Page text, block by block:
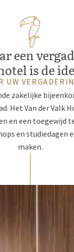
een
is de
UW
zakelijke
Het Van der Valk
en een toegewijd
en studiedagen
maken.